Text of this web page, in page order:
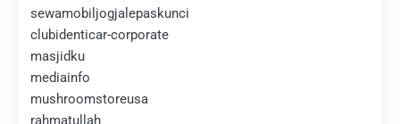
sewamobiljogjalepaskunci
clubidenticar-corporate
masjidku
mediainfo
mushroomstoreusa
rahmatullah